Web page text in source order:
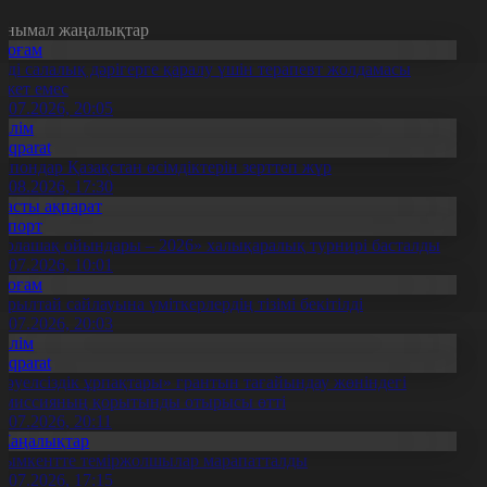
жаңалықтар
салалық дәрігерге қаралу үшін терапевт жолдамасы
емес
20:05
Қазақстан өсімдіктерін зерттеп жүр
17:30
ақпарат
ойындары – 2026» халықаралық турнирі басталды
10:01
сайлауына үміткерлердің тізімі бекітілді
20:03
ұрпақтары» грантын тағайындау жөніндегі
қорытынды отырысы өтті
20:11
теміржолшылар марапатталды
17:15